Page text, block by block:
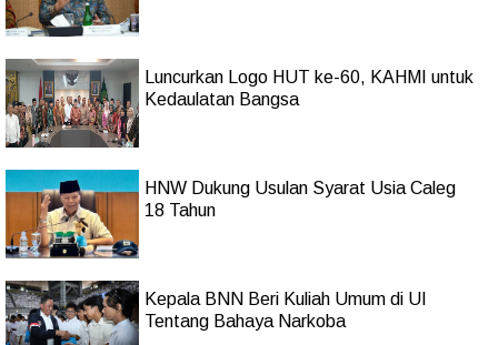
Luncurkan Logo HUT ke-60, KAHMI untuk
Kedaulatan Bangsa
HNW Dukung Usulan Syarat Usia Caleg
18 Tahun
Kepala BNN Beri Kuliah Umum di UI
Tentang Bahaya Narkoba